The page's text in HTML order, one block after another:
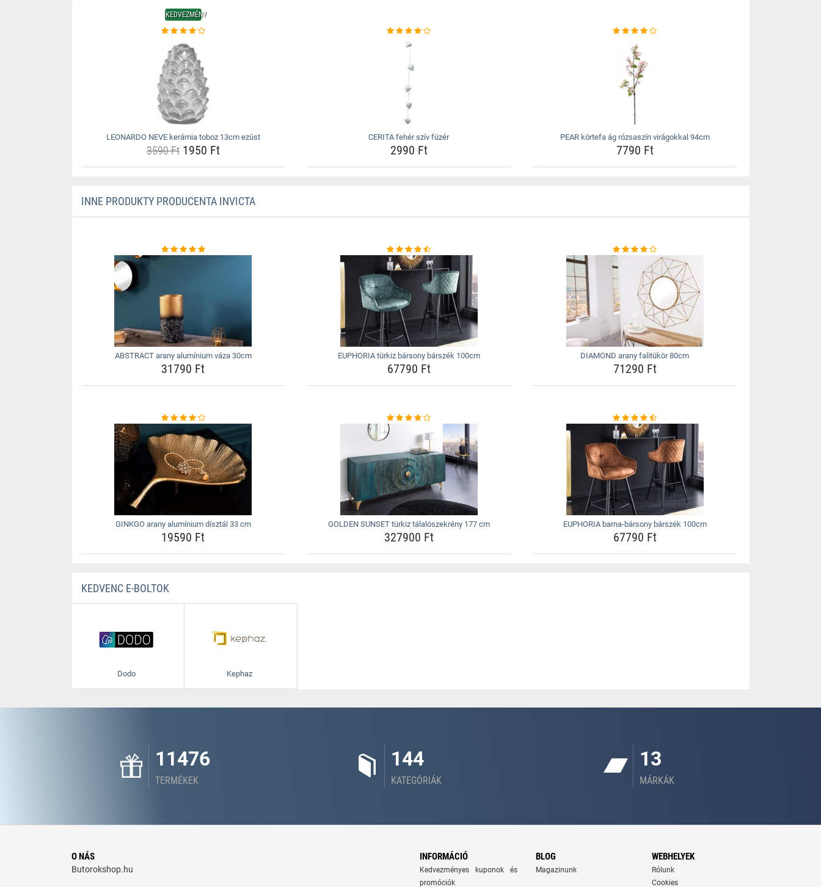
KEDVEZMÉNY
LEONARDO NEVE kerámia toboz 13cm ezüst
3590 Ft1950 Ft
CERITA fehér szív füzér
2990 Ft
PEAR körtefa ág rózsaszín virágokkal 94cm
7790 Ft
INNE PRODUKTY PRODUCENTA INVICTA
ABSTRACT arany alumínium váza 30cm
31790 Ft
EUPHORIA türkiz bársony bárszék 100cm
67790 Ft
DIAMOND arany falitükör 80cm
71290 Ft
GINKGO arany alumínium dísztál 33 cm
19590 Ft
GOLDEN SUNSET türkiz tálalószekrény 177 cm
327900 Ft
EUPHORIA barna-bársony bárszék 100cm
67790 Ft
KEDVENC E-BOLTOK
Dodo Kephaz
11476
TERMÉKEK
144
KATEGÓRIÁK
13
MÁRKÁK
O NÁS
Butorokshop.hu
INFORMÁCIÓ
Kedvezményes kuponok és
promóciók
BLOG
Magazinunk
WEBHELYEK
Rólunk
Cookies